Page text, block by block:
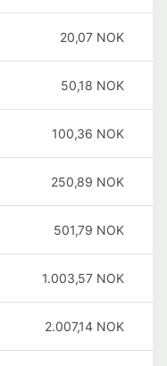
20,07 NOK
50,18 NOK
100,36 NOK
250,89 NOK
501,79 NOK
1.003,57 NOK
2.007,14 NOK